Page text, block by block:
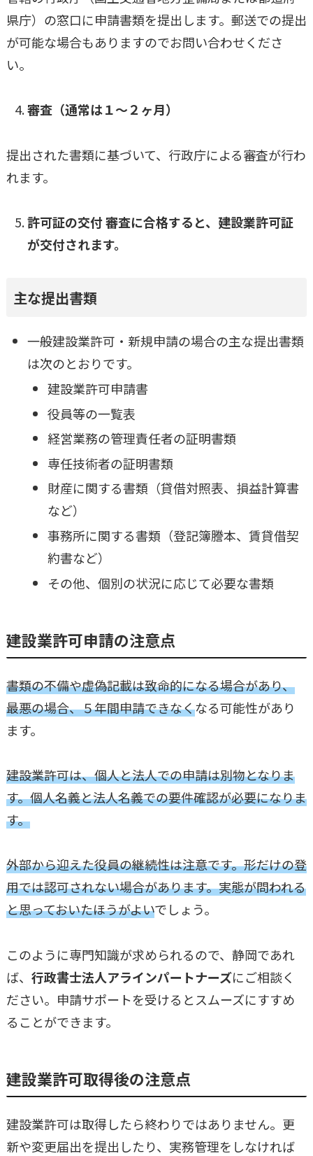
県庁）の窓口に申請書類を提出します。郵送での提出
が可能な場合もありますのでお問い合わせくださ
い。
審査（通常は１～２ヶ月）
提出された書類に基づいて、行政庁による審査が行わ
れます。
許可証の交付 審査に合格すると、建設業許可証
が交付されます。
主な提出書類
一般建設業許可・新規申請の場合の主な提出書類
は次のとおりです。
建設業許可申請書
役員等の一覧表
経営業務の管理責任者の証明書類
専任技術者の証明書類
財産に関する書類（貸借対照表、損益計算書
など）
事務所に関する書類（登記簿謄本、賃貸借契
約書など）
その他、個別の状況に応じて必要な書類
建設業許可申請の注意点
書類の不備や虚偽記載は致命的になる場合があり、
最悪の場合、５年間申請できなくなる可能性があり
ます。
建設業許可は、個人と法人での申請は別物となりま
す。個人名義と法人名義での要件確認が必要になりま
す。
外部から迎えた役員の継続性は注意です。形だけの登
用では認可されない場合があります。実態が問われる
と思っておいたほうがよいでしょう。
このように専門知識が求められるので、静岡であれ
ば、 行政書士法人アラインパートナーズにご相談く
ださい。申請サポートを受けるとスムーズにすすめ
ることができます。
建設業許可取得後の注意点
建設業許可は取得したら終わりではありません。更
新や変更届出を提出したり、実務管理をしなければ